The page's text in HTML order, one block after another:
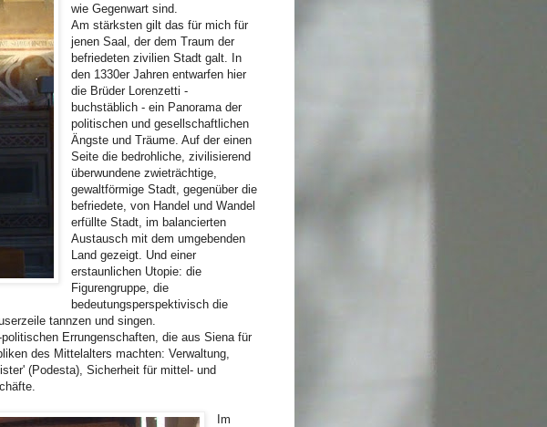
wie Gegenwart sind.
Am stärksten gilt das für mich für
jenen Saal, der dem Traum der
befriedeten zivilien Stadt galt. In
den 1330er Jahren entwarfen hier
die Brüder Lorenzetti -
buchstäblich - ein Panorama der
politischen und gesellschaftlichen
Ängste und Träume. Auf der einen
Seite die bedrohliche, zivilisierend
überwundene zwieträchtige,
gewaltförmige Stadt, gegenüber die
befriedete, von Handel und Wandel
erfüllte Stadt, im balancierten
Austausch mit dem umgebenden
Land gezeigt. Und einer
erstaunlichen Utopie: die
Figurengruppe, die
bedeutungsperspektivisch die
tannzen und singen.
Errungenschaften, die aus Siena für
des Mittelalters machten: Verwaltung,
(Podesta), Sicherheit für mittel- und
Im